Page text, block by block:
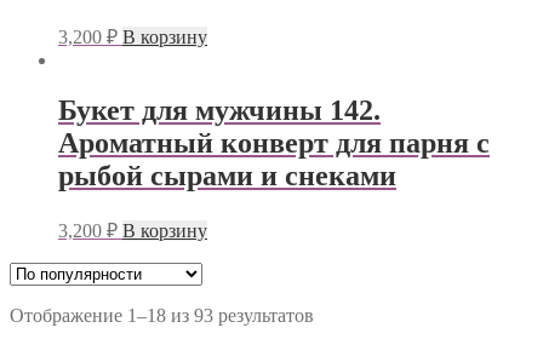
3,200 ₽ В корзину
Букет для мужчины 142.
Ароматный конверт для парня с
рыбой сырами и снеками
3,200 ₽ В корзину
Отображение 1–18 из 93 результатов